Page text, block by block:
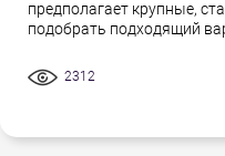
предполагает крупные,
подобрать подходящий
2312